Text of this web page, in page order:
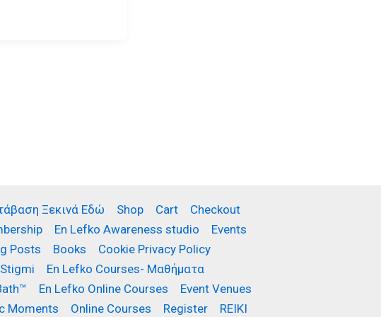
Ξεκινά Εδώ Shop Cart
Checkout
En Lefko Awareness studio
Events
Posts Books
Cookie Privacy Policy
En Lefko Courses- Μαθήματα
En Lefko Online Courses
Event Venues
Moments
Online Courses Register REIKI